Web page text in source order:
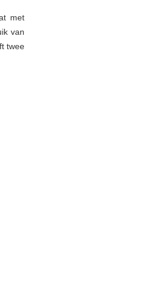
met
van
twee